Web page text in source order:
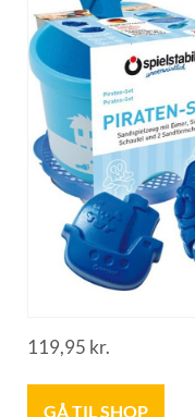
119,95 kr.
GÅ TIL SHOP